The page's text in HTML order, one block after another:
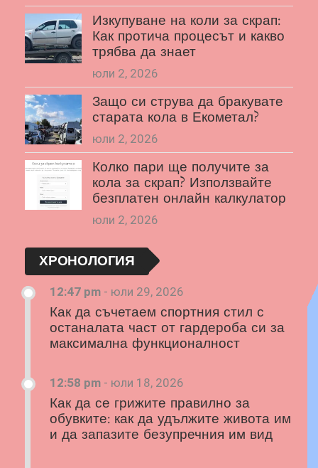
Изкупуване на коли за скрап:
Как протича процесът и какво
трябва да знает
юли 2, 2026
Защо си струва да бракувате
старата кола в Екометал?
юли 2, 2026
Колко пари ще получите за
кола за скрап? Използвайте
безплатен онлайн калкулатор
юли 2, 2026
ХРОНОЛОГИЯ
12:47 pm - юли 29, 2026
Как да съчетаем спортния стил с
останалата част от гардероба си за
максимална функционалност
12:58 pm - юли 18, 2026
Как да се грижите правилно за
обувките: как да удължите живота им
и да запазите безупречния им вид